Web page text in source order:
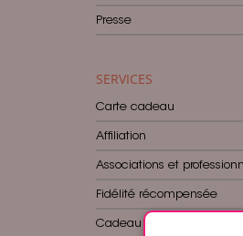
Presse
SERVICES
Carte cadeau
Affiliation
Associations et
Fidélité récompensée
Cadeau dès 60€